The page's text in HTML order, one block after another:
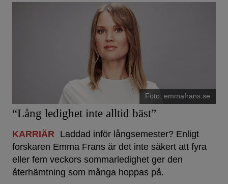
Foto: emmafrans.se
“Lång ledighet inte alltid bäst”
KARRIÄR Laddad inför långsemester? Enligt
forskaren Emma Frans är det inte säkert att fyra
eller fem veckors sommarledighet ger den
återhämtning som många hoppas på.